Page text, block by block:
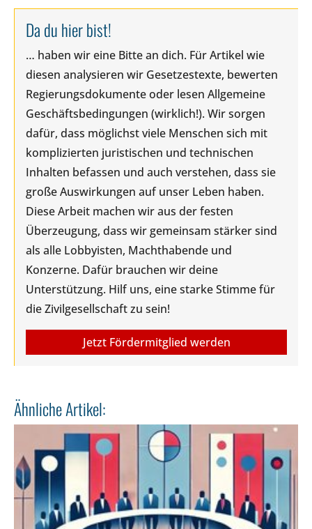
Da du hier bist!
… haben wir eine Bitte an dich. Für Artikel wie
diesen analysieren wir Gesetzestexte, bewerten
Regierungsdokumente oder lesen Allgemeine
Geschäftsbedingungen (wirklich!). Wir sorgen
dafür, dass möglichst viele Menschen sich mit
komplizierten juristischen und technischen
Inhalten befassen und auch verstehen, dass sie
große Auswirkungen auf unser Leben haben.
Diese Arbeit machen wir aus der festen
Überzeugung, dass wir gemeinsam stärker sind
als alle Lobbyisten, Machthabende und
Konzerne. Dafür brauchen wir deine
Unterstützung. Hilf uns, eine starke Stimme für
die Zivilgesellschaft zu sein!
Jetzt Fördermitglied werden
Ähnliche Artikel: